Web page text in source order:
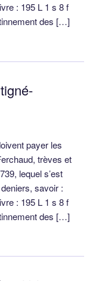
: 195 L 1 s 8 f
des […]
payer les
trèves et
lequel s’est
savoir :
: 195 L 1 s 8 f
des […]